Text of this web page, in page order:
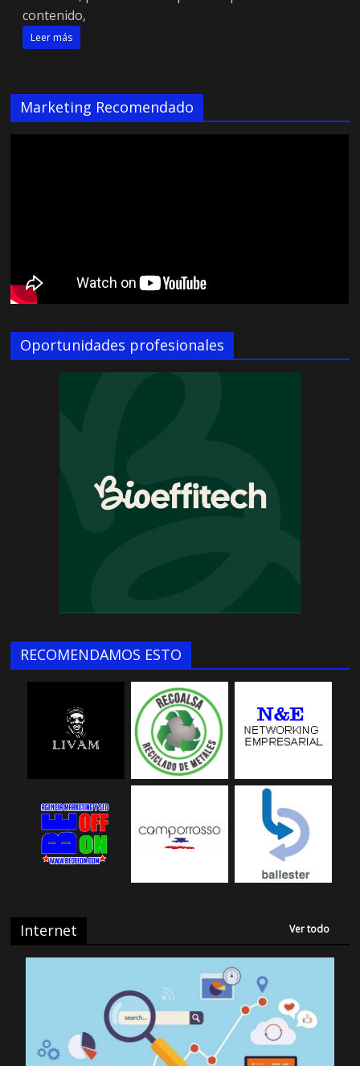
contenido,
Leer más
Marketing Recomendado
Oportunidades profesionales
RECOMENDAMOS ESTO
Internet Ver todo